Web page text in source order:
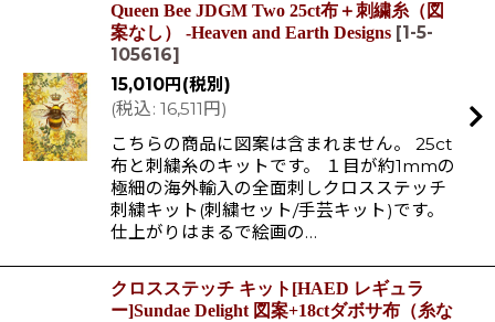
Queen Bee JDGM Two 25ct布＋刺繍糸（図
案なし） -Heaven and Earth Designs [1-5-
105616]
15,010円 (税別)
(税込: 16,511 円 )
こちらの商品に図案は含まれません。 25ct
布と刺繍糸のキットです。 １目が約1mmの
極細の海外輸入の全面刺しクロスステッチ
刺繍キット(刺繍セット/手芸キット)です。
仕上がりはまるで絵画の…
クロスステッチ キット[HAED レギュラ
ー]Sundae Delight 図案+18ctダボサ布（糸な